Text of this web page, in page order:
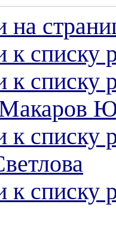
на
к списку
к списку
к списку
к списку